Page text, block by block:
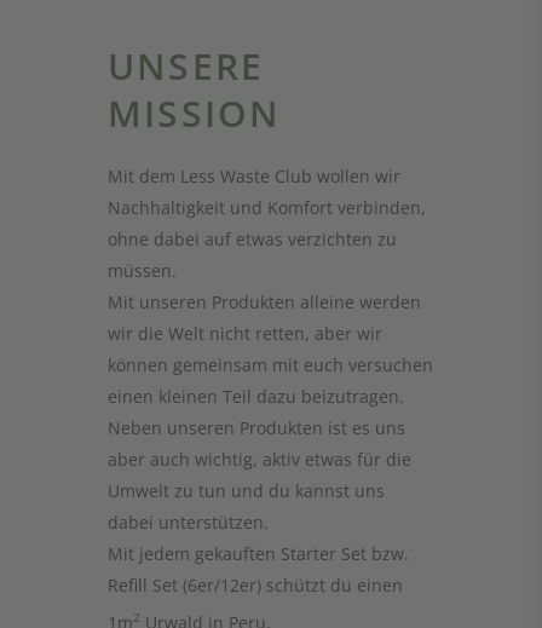
UNSERE
MISSION
Mit dem Less Waste Club wollen wir
Nachhaltigkeit und Komfort verbinden,
ohne dabei auf etwas verzichten zu
müssen.
Mit unseren Produkten alleine werden
wir die Welt nicht retten, aber wir
können gemeinsam mit euch versuchen
einen kleinen Teil dazu beizutragen.
Neben unseren Produkten ist es uns
aber auch wichtig, aktiv etwas für die
Umwelt zu tun und du kannst uns
dabei unterstützen.
Mit jedem gekauften Starter Set bzw.
Refill Set (6er/12er) schützt du einen
1m 2 Urwald in Peru.